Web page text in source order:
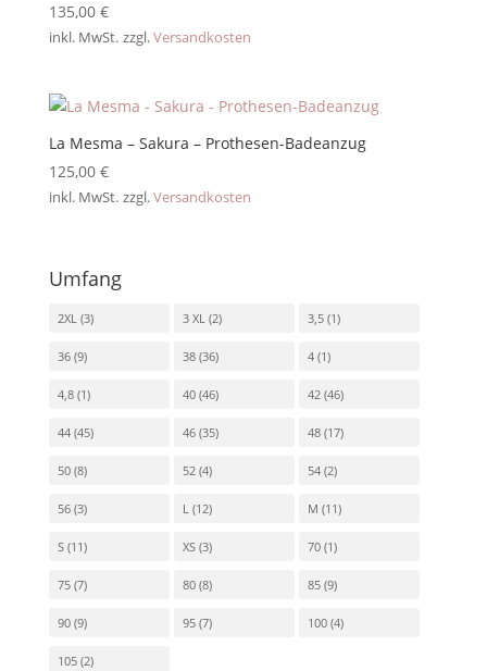
135,00 €
inkl. MwSt. zzgl.Versandkosten
La Mesma – Sakura – Prothesen-Badeanzug
125,00 €
inkl. MwSt. zzgl.Versandkosten
Umfang
2XL (3) 3 XL (2) 3,5 (1)
36 (9) 38 (36) 4 (1)
4,8 (1) 40 (46) 42 (46)
44 (45) 46 (35) 48 (17)
50 (8) 52 (4) 54 (2)
56 (3) L (12) M (11)
S (11) XS (3) 70 (1)
75 (7) 80 (8) 85 (9)
90 (9) 95 (7) 100 (4)
105 (2)